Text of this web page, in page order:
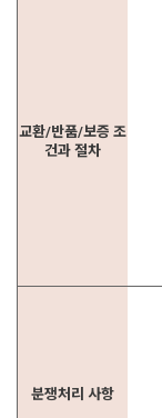
교환/반품/보증 조
건과 절차
분쟁처리 사항